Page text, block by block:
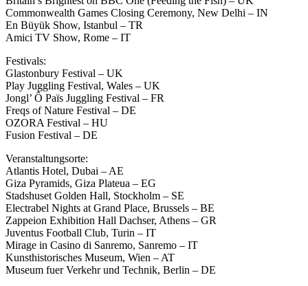
Commonwealth Games Closing Ceremony, New Delhi – IN
En Büyük Show, Istanbul – TR
Amici TV Show, Rome – IT
Festivals:
Glastonbury Festival – UK
Play Juggling Festival, Wales – UK
Jongl’ Ô Païs Juggling Festival – FR
Freqs of Nature Festival – DE
OZORA Festival – HU
Fusion Festival – DE
Veranstaltungsorte:
Atlantis Hotel, Dubai – AE
Giza Pyramids, Giza Plateua – EG
Stadshuset Golden Hall, Stockholm – SE
Electrabel Nights at Grand Place, Brussels – BE
Zappeion Exhibition Hall Dachser, Athens – GR
Juventus Football Club, Turin – IT
Mirage in Casino di Sanremo, Sanremo – IT
Kunsthistorisches Museum, Wien – AT
Museum fuer Verkehr und Technik, Berlin – DE